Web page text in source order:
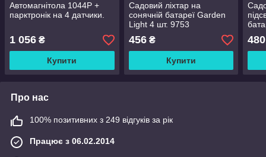
Автомагнітола 1044P +
парктронік на 4 датчики.
1 056 ₴
Купити
Садовий ліхтар на
сонячній батареї Garden
Light 4 шт. 9753
456₴
Купити
4
480
Про нас
100% позитивних з 249 відгуків за рік
Працює з 06.02.2014